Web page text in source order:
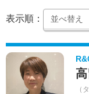
表示順：
（